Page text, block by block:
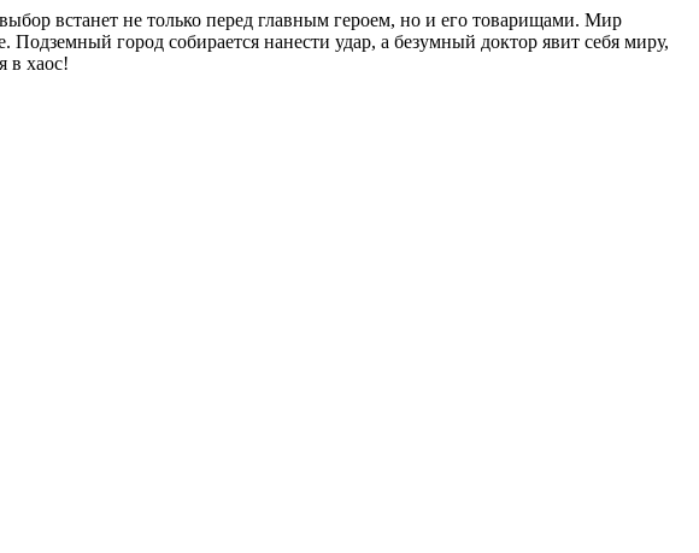
встанет не только перед главным героем, но и его товарищами. Мир
город собирается нанести удар, а безумный доктор явит себя миру,
в хаос!